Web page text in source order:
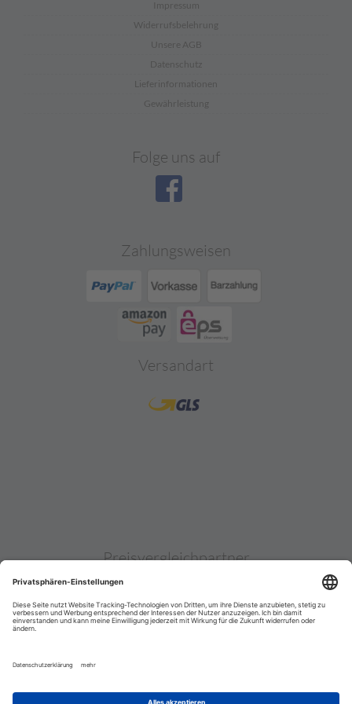
Impressum
Widerrufsbelehrung
Unsere AGB
Datenschutz
Lieferinformationen
Gewährleistung
Folge uns auf
Zahlungsweisen
Versandart
Preisvergleichpartner